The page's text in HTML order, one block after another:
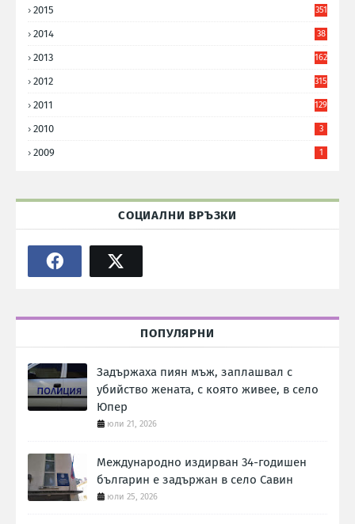
2015 351
2014
38
2013 162
2012 315
2011 129
2010 3
2009 1
СОЦИАЛНИ ВРЪЗКИ
ПОПУЛЯРНИ
Задържаха пиян мъж, заплашвал с
убийство жената, с която живее, в село
Юпер
юли 21, 2026
Международно издирван 34-годишен
българин е задържан в село Савин
юли 25, 2026